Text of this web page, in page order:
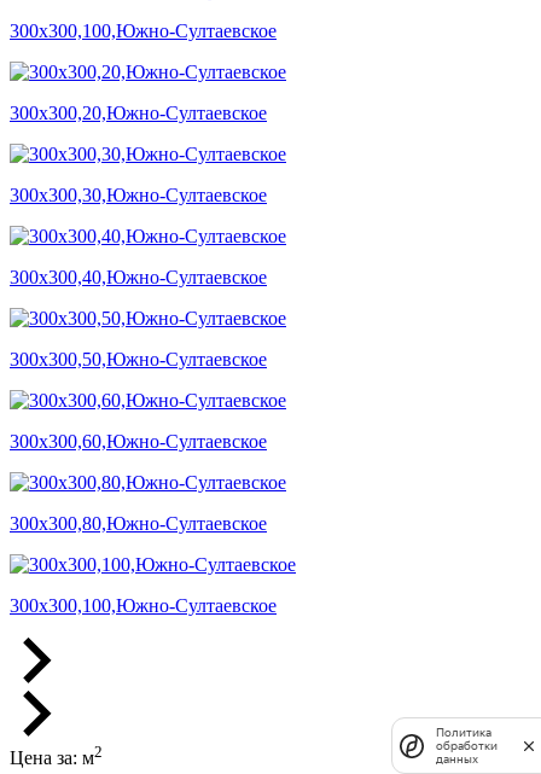
300х300,100,Южно-Султаевское
300х300,20,Южно-Султаевское
300х300,30,Южно-Султаевское
300х300,40,Южно-Султаевское
300х300,50,Южно-Султаевское
300х300,60,Южно-Султаевское
300х300,80,Южно-Султаевское
300х300,100,Южно-Султаевское
Цена за: м2
Политика
обработки
данных